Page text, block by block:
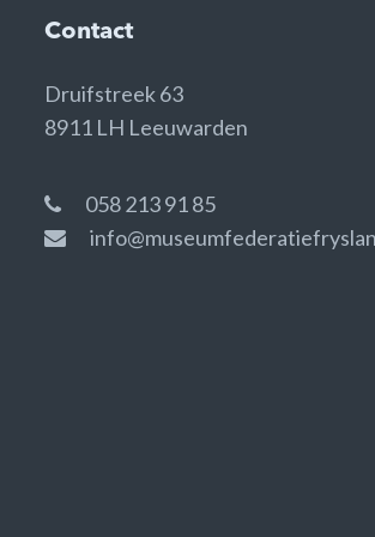
Contact
Druifstreek 63
8911 LH Leeuwarden
058 213 91 85